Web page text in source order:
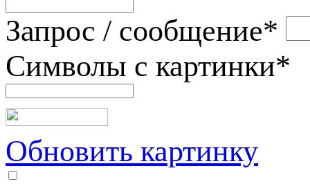
Запрос / сообщение*
Символы с картинки*
Обновить картинку